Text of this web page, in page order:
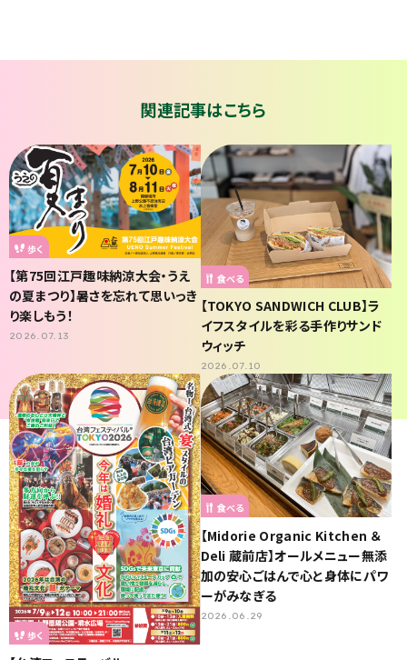
関連記事はこちら
歩く
【第75回江戸趣味納涼大会・うえ
の夏まつり】暑さを忘れて思いっき
り楽しもう！
2026.07.13
食べる
【TOKYO SANDWICH CLUB】ラ
イフスタイルを彩る手作りサンド
ウィッチ
2026.07.10
歩く
食べる
【Midorie Organic Kitchen ＆
Deli 蔵前店】オールメニュー無添
加の安心ごはんで心と身体にパワ
ーがみなぎる
2026.06.29